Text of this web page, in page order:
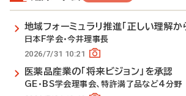
地域フォーミュラリ推進「正しい理解か
日本F学会・今井理事長
2026/7/31 10:21
医薬品産業の「将来ビジョン」を承認
GE・BS学会理事会、特許満了品など4分野